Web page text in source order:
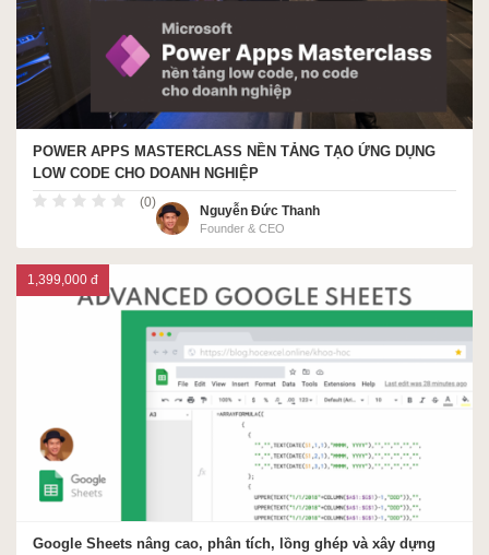
POWER APPS MASTERCLASS NỀN TẢNG TẠO ỨNG DỤNG
LOW CODE CHO DOANH NGHIỆP
(0)
Nguyễn Đức Thanh
Founder & CEO
Google Sheets nâng cao, phân tích, lồng ghép và xây dựng
1,399,000 đ